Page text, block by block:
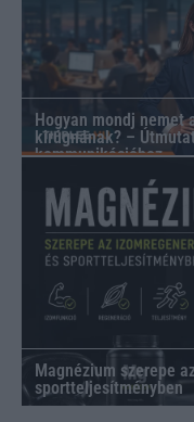
Hogyan mondj nemet
kirúgnának? –
kommunikációhoz
Magnézium szerepe
sportteljesítményben